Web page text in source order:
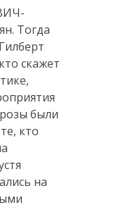
Тогда
скажет
были
кто
на